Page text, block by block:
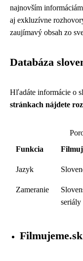
najnovším
aj exkluzívne
zaujímavý obsah zo
Databáza
Hľadáte informácie o
stránkach nájdete
Funkcia
Jazyk
Zameranie
seriály
Filmujeme.sk